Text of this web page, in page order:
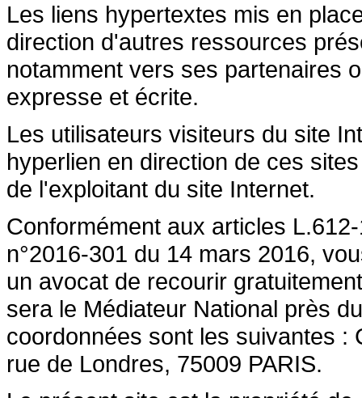
Les liens hypertextes mis en
direction d'autres ressources
notamment vers ses partenaires
expresse et écrite.
Les utilisateurs visiteurs du site
hyperlien en direction de ces
de l'exploitant du site Internet.
Conformément aux articles
n°2016-301 du 14 mars 2016,
un avocat de recourir
sera le Médiateur National près
coordonnées sont les suivantes :
rue de Londres, 75009 PARIS.